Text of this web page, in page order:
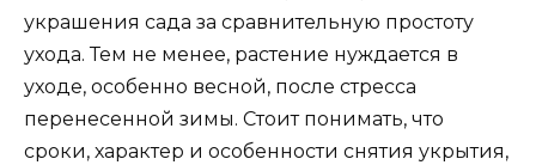
украшения сада за сравнительную простоту
ухода. Тем не менее, растение нуждается в
уходе, особенно весной, после стресса
перенесенной зимы. Стоит понимать, что
сроки, характер и особенности снятия укрытия,